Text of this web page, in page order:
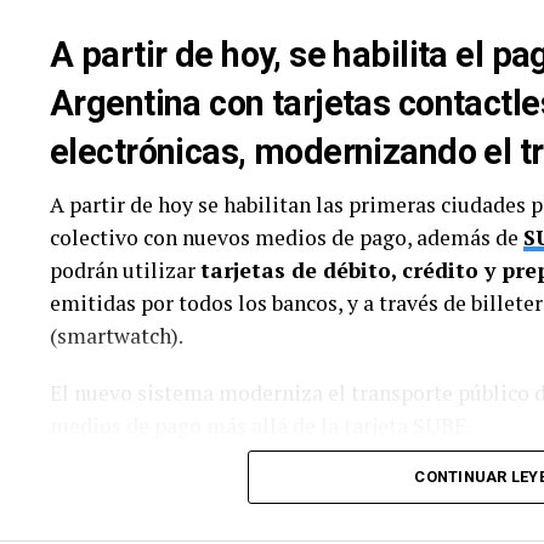
A partir de hoy, se habilita el
Argentina con tarjetas
electrónicas, modernizando el
A partir de hoy se habilitan las primeras ciudades
colectivo con nuevos medios de pago, además de
podrán utilizartarjetas de débito, crédito y
emitidas por todos los bancos, y a través de
(smartwatch).
El nuevo sistema moderniza el transporte público
El importante avance anunciado por el vocero
CONTINUAR